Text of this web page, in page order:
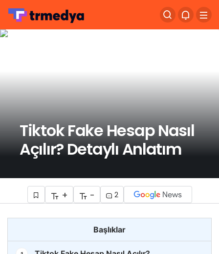
Tiktok Fake Hesap Nasıl
Açılır? Detaylı Anlatım
+ - 2
Başlıklar